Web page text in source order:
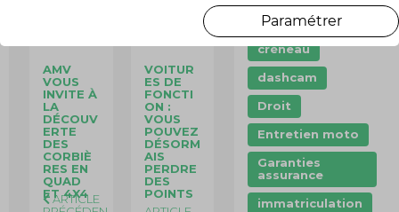
AMV
VOUS
INVITE À
LA
DÉCOUV
ERTE
DES
CORBIÈ
RES EN
QUAD
ET 4X4
ARTICLE
VOITUR
ES DE
FONCTI
ON :
VOUS
POUVEZ
DÉSORM
AIS
PERDRE
DES
POINTS
covoiturage
créneau
dashcam
Droit
Entretien moto
Garanties
assurance
immatriculation
Paramétrer